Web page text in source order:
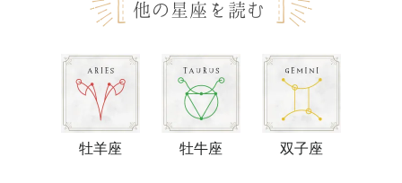
他の星座を読む
牡羊座 牡牛座 双子座